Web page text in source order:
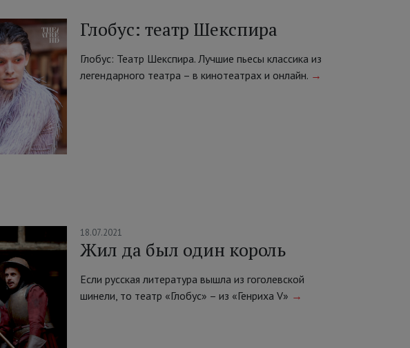
Глобус: театр Шекспира
Глобус: Театр Шекспира. Лучшие пьесы классика из
легендарного театра – в кинотеатрах и онлайн. →
18.07.2021
Жил да был один король
Если русская литература вышла из гоголевской
шинели, то театр «Глобус» – из «Генриха V» →